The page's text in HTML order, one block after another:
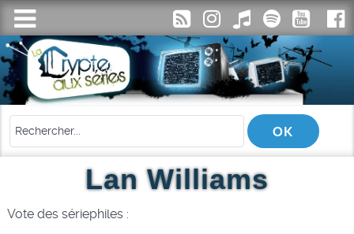
Lan Williams
Vote des sériephiles :